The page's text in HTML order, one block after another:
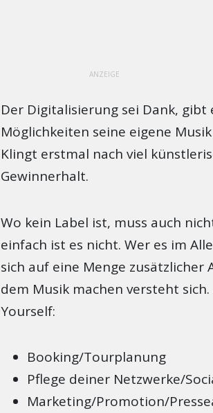
ANZEIGE
Der Digitalisierung sei Dank, gibt
Möglichkeiten seine eigene
Klingt erstmal nach viel
Gewinnerhalt.
Wo kein Label ist, muss auch
einfach ist es nicht. Wer es im
sich auf eine Menge zusätzlicher
dem Musik machen versteht
Yourself:
Booking/Tourplanung
Pflege deiner Netzwerke/
Marketing/Promotion/